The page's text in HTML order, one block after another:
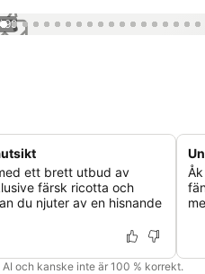
99
ett brett utbud av
färsk ricotta och
du njuter av en hisnande
och kanske inte är 100 % korrekt.